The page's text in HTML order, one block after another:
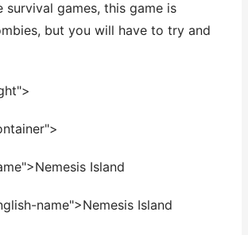
survival games, this game is
but you will have to try and
Island
name">Nemesis Island